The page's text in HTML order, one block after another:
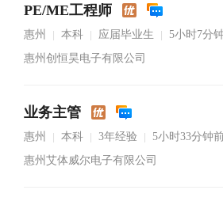
PE/ME工程师
惠州 本科 应届毕业生
5小时7分
惠州创恒昊电子有限公司
业务主管
惠州 本科 3年经验
5小时33分钟
惠州艾体威尔电子有限公司